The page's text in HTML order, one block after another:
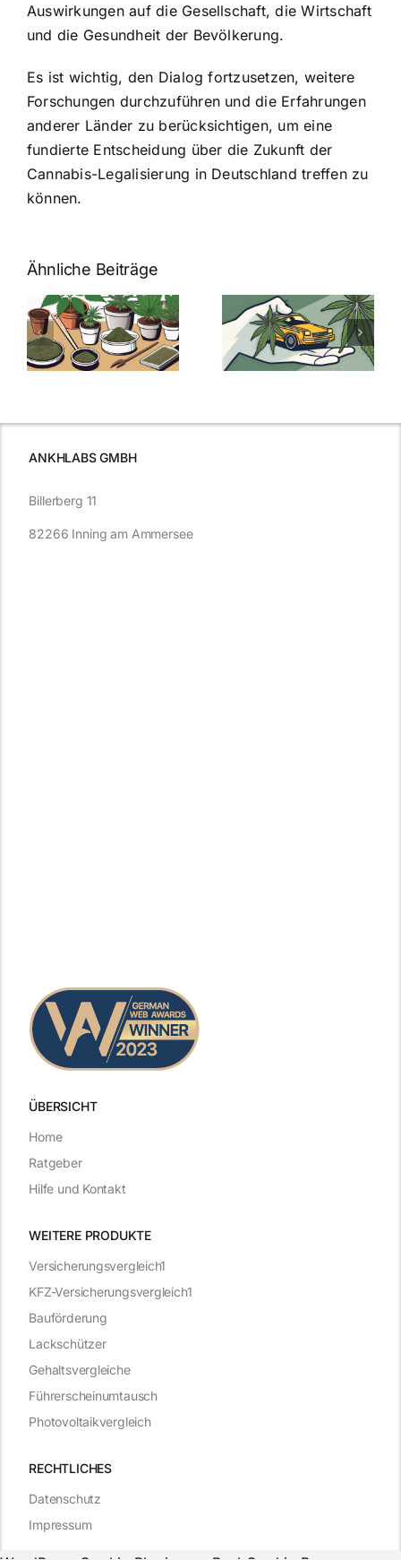
Auswirkungen auf die Gesellschaft, die Wirtschaft
und die Gesundheit der Bevölkerung.
Es ist wichtig, den Dialog fortzusetzen, weitere
Forschungen durchzuführen und die Erfahrungen
anderer Länder zu berücksichtigen, um eine
fundierte Entscheidung über die Zukunft der
Cannabis-Legalisierung in Deutschland treffen zu
können.
Ähnliche Beiträge
Neue THC-
Grenzwert-
Regelung:
Was Sie über
Cannabis und
müssen
Cannabis
Samen
kaufen: Alles
was Sie
ANKHLABS GMBH
ÜBERSICHT
WEITERE PRODUKTE
RECHTLICHES
Billerberg 11
82266 Inning am Ammersee
Datenschutz
Impressum
Versicherungsvergleich1
KFZ-Versicherungsvergleich1
Bauförderung
Lackschützer
Gehaltsvergleiche
Führerscheinumtausch
Photovoltaikvergleich
Home
Ratgeber
Hilfe und Kontakt